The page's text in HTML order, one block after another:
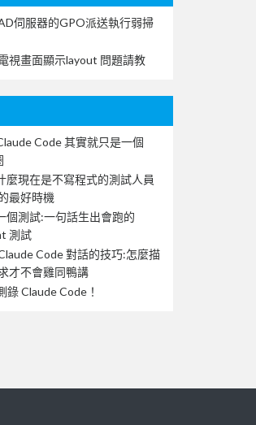
伺服器的GPO派送執行弱掃
視畫面顯示layout 問題請教
Code 其實就只是一個
麼現在是不寫程式的測試人員
最好時機
個測試:一句話生出會跑的
測試
Code 對話的技巧:怎麼描
才不會雞同鴨講
錄 Claude Code！